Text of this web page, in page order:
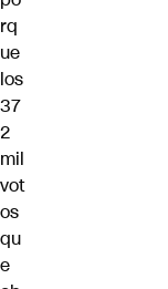
rq
ue
los
37
2
mil
vot
os
qu
e